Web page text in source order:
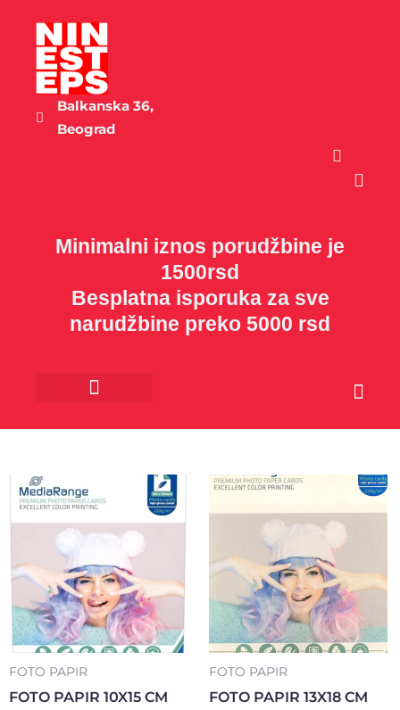
садржај
Balkanska 36,
Beograd
Cart
Minimalni iznos porudžbine je
1500rsd
Besplatna isporuka za sve
narudžbine preko 5000 rsd
Cart
FOTO PAPIR
FOTO PAPIR 10X15 CM
FOTO PAPIR
FOTO PAPIR 13X18 CM